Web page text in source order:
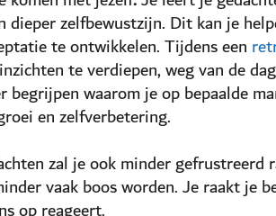
zelfbewustzijn. Dit kan je
te ontwikkelen. Tijdens een
te verdiepen, weg van de
waarom je op bepaalde
en zelfverbetering.
zal je ook minder gefrustreerd
vaak boos worden. Je raakt je